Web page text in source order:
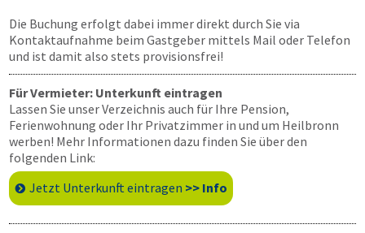
Die Buchung erfolgt dabei immer direkt durch Sie via
Kontaktaufnahme beim Gastgeber mittels Mail oder Telefon
und ist damit also stets provisionsfrei!
Für Vermieter: Unterkunft eintragen
Lassen Sie unser Verzeichnis auch für Ihre Pension,
Ferienwohnung oder Ihr Privatzimmer in und um Heilbronn
werben! Mehr Informationen dazu finden Sie über den
folgenden Link:
Jetzt Unterkunft eintragen >> Info